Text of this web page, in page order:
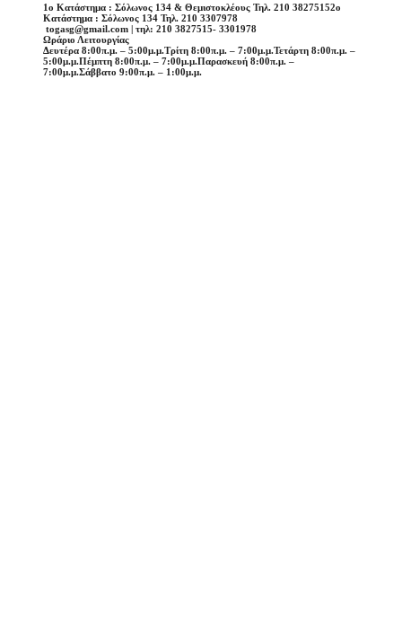
1o Κατάστημα : Σόλωνος 134 & Θεμιστοκλέους Τηλ. 210 38275152o
Κατάστημα : Σόλωνος 134 Τηλ. 210 3307978
togasg@gmail.com | τηλ: 210 3827515- 3301978
Ωράριο Λειτουργίας
Δευτέρα 8:00π.μ. – 5:00μ.μ.Τρίτη 8:00π.μ. – 7:00μ.μ.Τετάρτη 8:00π.μ. –
5:00μ.μ.Πέμπτη 8:00π.μ. – 7:00μ.μ.Παρασκευή 8:00π.μ. –
7:00μ.μ.Σάββατο 9:00π.μ. – 1:00μ.μ.